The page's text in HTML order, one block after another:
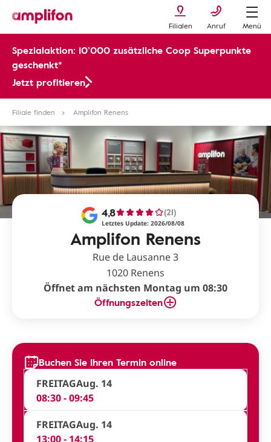
Filialen Anruf Menü
Spezialaktion: 10’000 zusätzliche Coop Superpunkte
geschenkt*
Jetzt profitieren
Filiale finden Amplifon Renens
Amplifon Renens
4,8 (21)
Letztes Update: 2026/08/08
Rue de Lausanne 3
1020 Renens
Öffnet am nächsten Montag um 08:30
Öffnungszeiten
Buchen Sie Ihren Termin online
FREITAGAug. 14
08:30 - 09:45
FREITAGAug. 14
13:00 - 14:15